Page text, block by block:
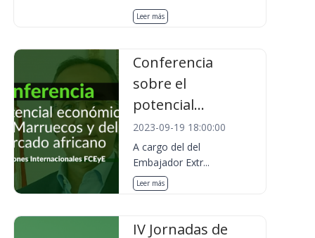
Leer más
Conferencia
sobre el
potencial...
2023-09-19 18:00:00
A cargo del del
Embajador Extr...
Leer más
IV Jornadas de